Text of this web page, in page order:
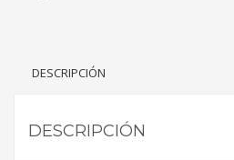
DESCRIPCIÓN
DESCRIPCIÓN